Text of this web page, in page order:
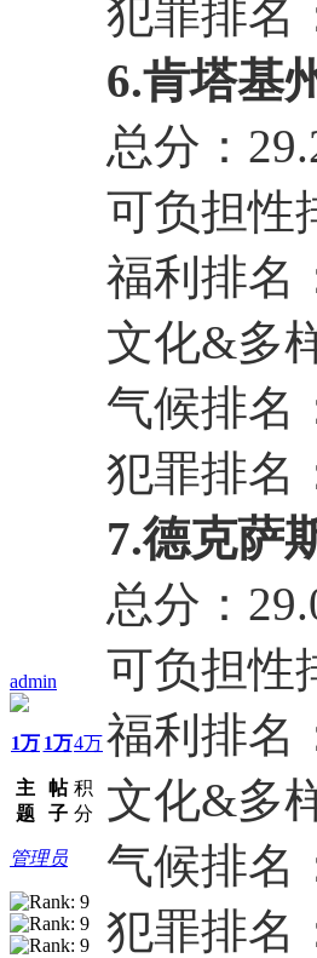
admin
1万
主
题
1万
帖
子
4万
积
分
管理员
犯罪排名
6.肯塔基
总分：
可负担性
福利排名
文化&多
气候排名
犯罪排名
7.德克萨
总分：
可负担性
福利排名
文化&多
气候排名
犯罪排名